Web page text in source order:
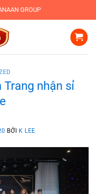
GROUP
Trang nhận sỉ
BỞI K LEE